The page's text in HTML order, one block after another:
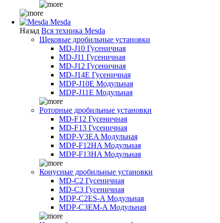
Mesda
Назад Вся техника Mesda
Щековые дробильные установки
MD-J10 Гусеничная
MD-J11 Гусеничная
MD-J12 Гусеничная
MD-J14E Гусеничная
MDP-J10E Модульная
MDP-J11E Модульная
Роторные дробильные установки
MD-F12 Гусеничная
MD-F13 Гусеничная
MDP-V3EA Модульная
MDP-F12HA Модульная
MDP-F13HA Модульная
Конусные дробильные установки
MD-C2 Гусеничная
MD-C3 Гусеничная
MDP-C2ES-A Модульная
MDP-C3EM-A Модульная